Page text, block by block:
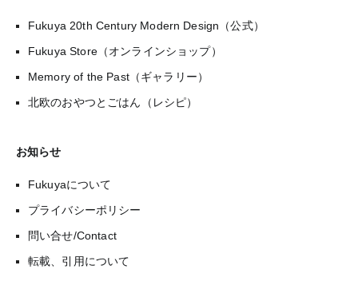
Fukuya 20th Century Modern Design（公式）
Fukuya Store（オンラインショップ）
Memory of the Past（ギャラリー）
北欧のおやつとごはん（レシピ）
お知らせ
Fukuyaについて
プライバシーポリシー
問い合せ/Contact
転載、引用について